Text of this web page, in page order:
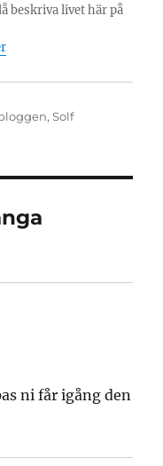
beskriva livet här på
,Solf
ni får igång den